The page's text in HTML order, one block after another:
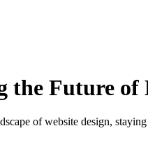
the Future
of website design,